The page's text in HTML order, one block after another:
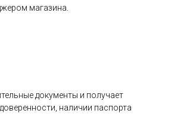
магазина.
документы и получает
наличии паспорта